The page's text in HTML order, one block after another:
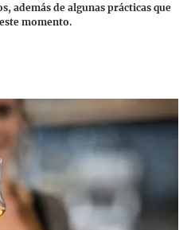
además de algunas prácticas que
momento.